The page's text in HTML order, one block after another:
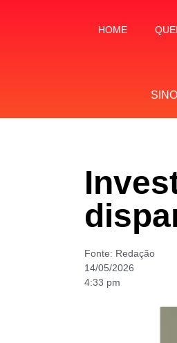
HOME
Fonte: Redação
14/05/2026
4:33 pm